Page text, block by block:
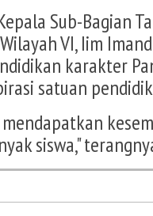
Sub-Bagian
VI, Iim
karakter
satuan
siswa,"